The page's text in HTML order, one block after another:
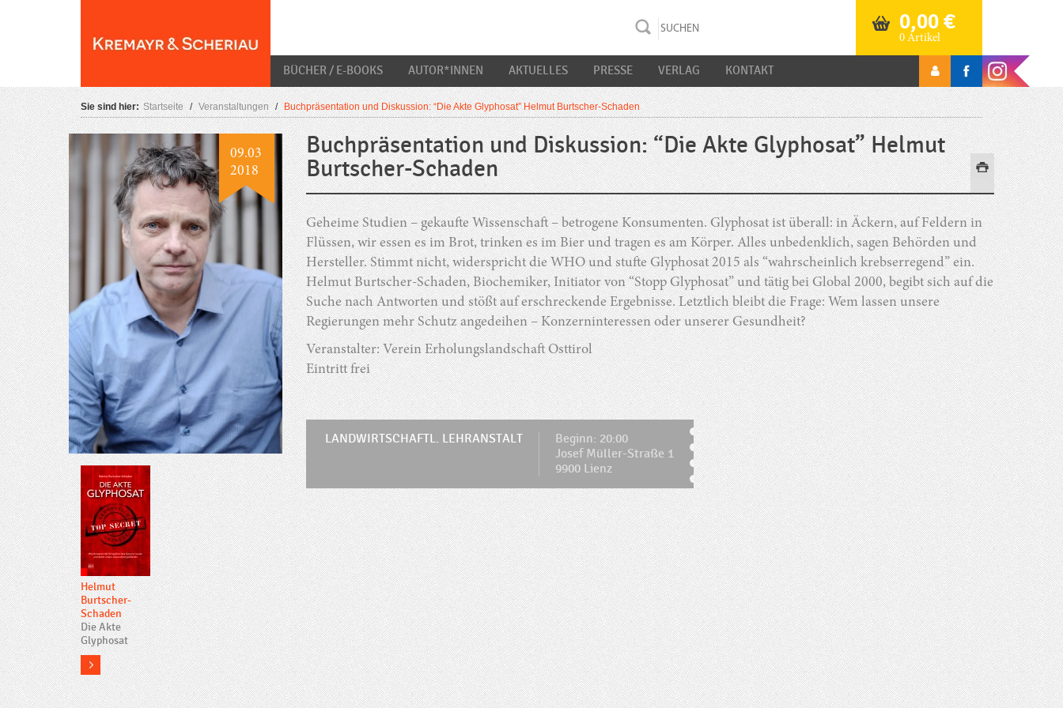
0,00€
0 Artikel
BÜCHER / E-BOOKS AUTOR*INNEN AKTUELLES PRESSE VERLAG KONTAKT
Sie sind hier: Startseite / Veranstaltungen / Buchpräsentation und Diskussion: “Die Akte Glyphosat” Helmut Burtscher-Schaden
09.03
2018
Helmut
Burtscher-
Schaden
Die Akte
Glyphosat
more
Buchpräsentation und Diskussion: “Die Akte Glyphosat” Helmut
Burtscher-Schaden
Geheime Studien – gekaufte Wissenschaft – betrogene Konsumenten. Glyphosat ist überall: in Äckern, auf Feldern in
Flüssen, wir essen es im Brot, trinken es im Bier und tragen es am Körper. Alles unbedenklich, sagen Behörden und
Hersteller. Stimmt nicht, widerspricht die WHO und stufte Glyphosat 2015 als “wahrscheinlich krebserregend” ein.
Helmut Burtscher-Schaden, Biochemiker, Initiator von “Stopp Glyphosat” und tätig bei Global 2000, begibt sich auf die
Suche nach Antworten und stößt auf erschreckende Ergebnisse. Letztlich bleibt die Frage: Wem lassen unsere
Regierungen mehr Schutz angedeihen – Konzerninteressen oder unserer Gesundheit?
Veranstalter: Verein Erholungslandschaft Osttirol
Eintritt frei
LANDWIRTSCHAFTL. LEHRANSTALT
Beginn: 20:00
Josef Müller-Straße 1
9900 Lienz